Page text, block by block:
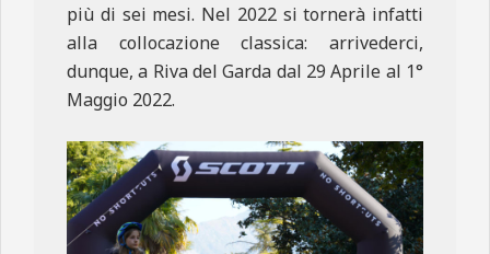
più di sei mesi. Nel 2022 si tornerà infatti
alla collocazione classica: arrivederci,
dunque, a Riva del Garda dal 29 Aprile al 1°
Maggio 2022.